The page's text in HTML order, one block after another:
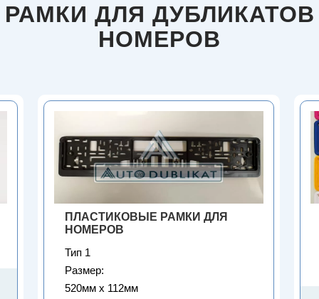
РАМКИ ДЛЯ ДУБЛИКАТОВ
НОМЕРОВ
ПЛАСТИКОВЫЕ РАМКИ ДЛЯ
НОМЕРОВ
Тип 1
Размер:
520мм х 112мм